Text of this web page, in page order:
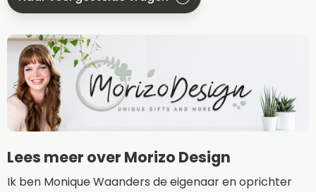
Lees meer over Morizo Design
Ik ben Monique Waanders de eigenaar en oprichter